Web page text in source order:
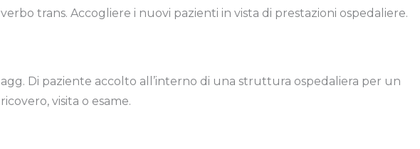
verbo trans. Accogliere i nuovi pazienti in vista di prestazioni ospedaliere.
agg. Di paziente accolto all’interno di una struttura ospedaliera per un
ricovero, visita o esame.